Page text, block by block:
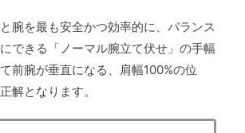
腕を最も安全かつ効率的に、バランス
できる「ノーマル腕立て伏せ」の手幅
前腕が垂直になる、肩幅100%の位
解となります。